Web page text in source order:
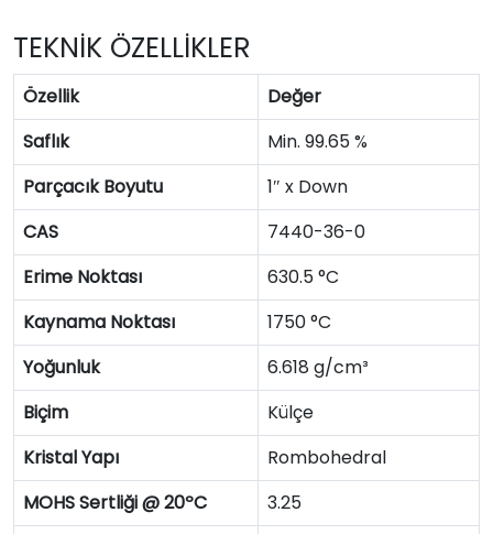
TEKNİK ÖZELLİKLER
Özellik
Değer
Saflık
Min. 99.65 %
Parçacık Boyutu
1″ x Down
CAS
7440-36-0
Erime Noktası
630.5 °C
Kaynama Noktası
1750 °C
Yoğunluk
6.618 g/cm³
Biçim
Külçe
Kristal Yapı
Rombohedral
MOHS Sertliği @ 20ºC
3.25